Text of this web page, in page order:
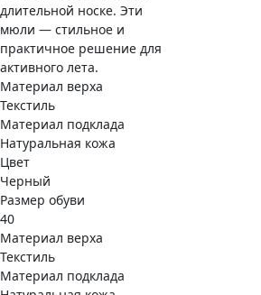
длительной носке. Эти
мюли — стильное и
практичное решение для
активного лета.
Материал верха
Текстиль
Материал подклада
Натуральная кожа
Цвет
Черный
Размер обуви
40
Материал верха
Текстиль
Материал подклада